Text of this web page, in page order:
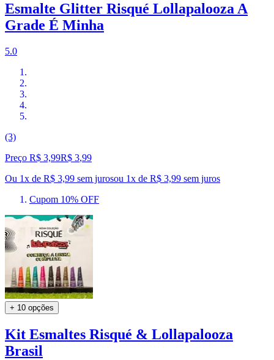
Esmalte Glitter Risqué Lollapalooza A
Grade É Minha
5.0
(3)
Preço R$ 3,99R$ 3,99
Ou 1x de R$ 3,99 sem jurosou 1x de R$ 3,99 sem juros
Cupom 10% OFF
+ 10 opções
Kit Esmaltes Risqué & Lollapalooza
Brasil